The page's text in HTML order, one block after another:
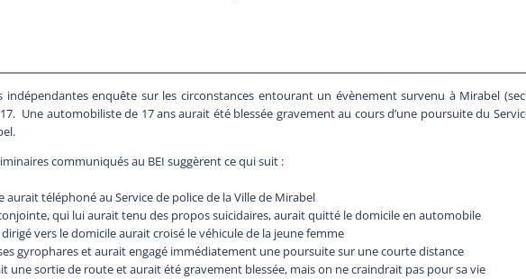
indépendantes enquête sur les circonstances entourant un évènement survenu à Mirabel
Une automobiliste de 17 ans aurait été blessée gravement au cours d’une poursuite du
communiqués au BEI suggèrent ce qui suit :
aurait téléphoné au Service de police de la Ville de Mirabel
qui lui aurait tenu des propos suicidaires, aurait quitté le domicile en automobile
vers le domicile aurait croisé le véhicule de la jeune femme
gyrophares et aurait engagé immédiatement une poursuite sur une courte distance
une sortie de route et aurait été gravement blessée, mais on ne craindrait pas pour sa vie